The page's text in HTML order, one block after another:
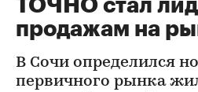
ТОЧНО стал
продажам на
В Сочи определился
первичного рынка